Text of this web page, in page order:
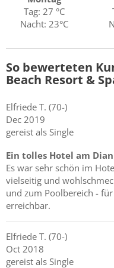
Tag: 27 °C
Nacht: 23°C
So bewerteten
Beach Resort &
Elfriede T. (70-)
Dec 2019
gereist als Single
Ein tolles Hotel am
Es war sehr schön im
vielseitig und
und zum Poolbereich -
erreichbar.
Elfriede T. (70-)
Oct 2018
gereist als Single